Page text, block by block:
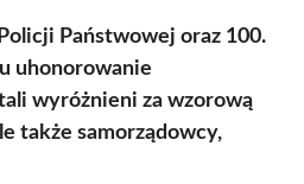
Państwowej oraz 100.
uhonorowanie
wyróżnieni za wzorową
także samorządowcy,